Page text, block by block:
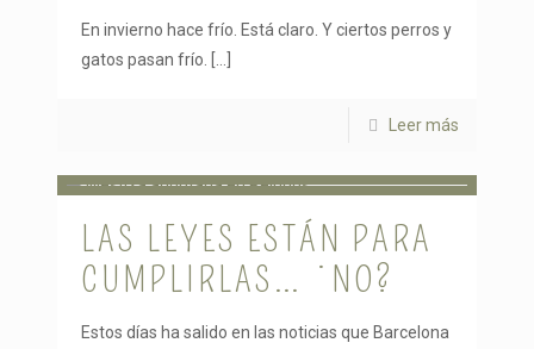
En invierno hace frío. Está claro. Y ciertos perros y
gatos pasan frío.
Leer más
LAS LEYES ESTÁN PARA
CUMPLIRLAS… ¿NO?
Estos días ha salido en las noticias que Barcelona